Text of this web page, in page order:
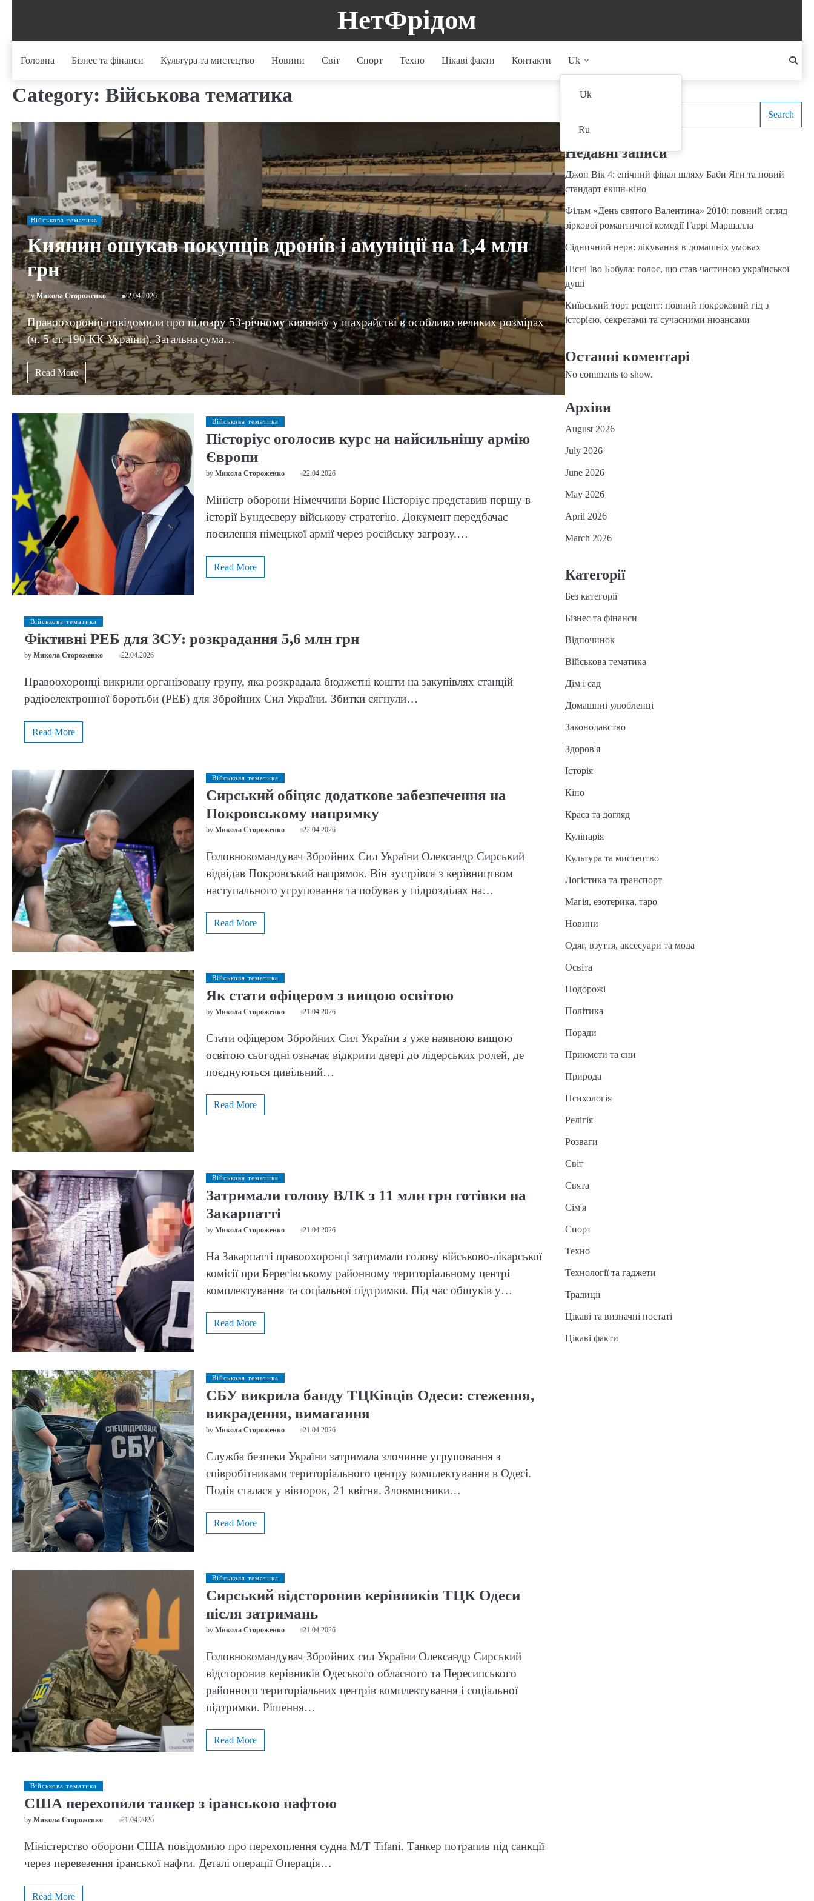
НетФрідом
Головна Бізнес та фінанси Культура та мистецтво Новини Світ Спорт Техно Цікаві факти Контакти Uk
Uk
Ru
Category: Військова тематика
Військова тематика
Киянин ошукав покупців дронів і амуніції на 1,4 млн
грн
byМикола Стороженко 22.04.2026
Правоохоронці повідомили про підозру 53-річному киянину у шахрайстві в особливо великих розмірах
(ч. 5 ст. 190 КК України). Загальна сума…
Read More
Військова тематика
Пісторіус оголосив курс на найсильнішу армію
Європи
by Микола Стороженко 22.04.2026
Міністр оборони Німеччини Борис Пісторіус представив першу в
історії Бундесверу військову стратегію. Документ передбачає
посилення німецької армії через російську загрозу.…
Read More
Військова тематика
Фіктивні РЕБ для ЗСУ: розкрадання 5,6 млн грн
by Микола Стороженко 22.04.2026
Правоохоронці викрили організовану групу, яка розкрадала бюджетні кошти на закупівлях станцій
радіоелектронної боротьби (РЕБ) для Збройних Сил України. Збитки сягнули…
Read More
Військова тематика
Сирський обіцяє додаткове забезпечення на
Покровському напрямку
by Микола Стороженко 22.04.2026
Головнокомандувач Збройних Сил України Олександр Сирський
відвідав Покровський напрямок. Він зустрівся з керівництвом
наступального угруповання та побував у підрозділах на…
Read More
Військова тематика
Як стати офіцером з вищою освітою
by Микола Стороженко 21.04.2026
Стати офіцером Збройних Сил України з уже наявною вищою
освітою сьогодні означає відкрити двері до лідерських ролей, де
поєднуються цивільний…
Read More
Військова тематика
Затримали голову ВЛК з 11 млн грн готівки на
Закарпатті
by Микола Стороженко 21.04.2026
На Закарпатті правоохоронці затримали голову військово-лікарської
комісії при Берегівському районному територіальному центрі
комплектування та соціальної підтримки. Під час обшуків у…
Read More
Військова тематика
СБУ викрила банду ТЦКівців Одеси: стеження,
викрадення, вимагання
by Микола Стороженко 21.04.2026
Служба безпеки України затримала злочинне угруповання з
співробітниками територіального центру комплектування в Одесі.
Подія сталася у вівторок, 21 квітня. Зловмисники…
Read More
Військова тематика
Сирський відсторонив керівників ТЦК Одеси
після затримань
by Микола Стороженко 21.04.2026
Головнокомандувач Збройних сил України Олександр Сирський
відсторонив керівників Одеського обласного та Пересипського
районного територіальних центрів комплектування і соціальної
підтримки. Рішення…
Read More
Військова тематика
США перехопили танкер з іранською нафтою
by Микола Стороженко 21.04.2026
Міністерство оборони США повідомило про перехоплення судна M/T Tifani. Танкер потрапив під санкції
через перевезення іранської нафти. Деталі операції Операція…
Read More
Search
Недавні записи
Джон Вік 4: епічний фінал шляху Баби Яги та новий
стандарт екшн-кіно
Фільм «День святого Валентина» 2010: повний огляд
зіркової романтичної комедії Гаррі Маршалла
Сідничний нерв: лікування в домашніх умовах
Пісні Іво Бобула: голос, що став частиною української
душі
Київський торт рецепт: повний покроковий гід з
історією, секретами та сучасними нюансами
Останні коментарі
No comments to show.
Архіви
August 2026
July 2026
June 2026
May 2026
April 2026
March 2026
Категорії
Без категорії
Бізнес та фінанси
Відпочинок
Військова тематика
Дім і сад
Домашнні улюбленці
Законодавство
Здоров'я
Історія
Кіно
Краса та догляд
Кулінарія
Культура та мистецтво
Логістика та транспорт
Магія, езотерика, таро
Новини
Одяг, взуття, аксесуари та мода
Освіта
Подорожі
Політика
Поради
Прикмети та сни
Природа
Психологія
Релігія
Розваги
Світ
Свята
Сім'я
Спорт
Техно
Технології та гаджети
Традиції
Цікаві та визначні постаті
Цікаві факти